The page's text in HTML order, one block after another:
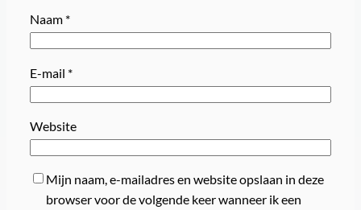
Naam *
E-mail *
Website
Mijn naam, e-mailadres en website opslaan in deze
browser voor de volgende keer wanneer ik een